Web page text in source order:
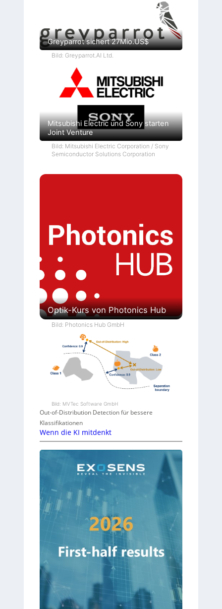
Greyparrot sichert 27Mio.US$
Bild: Greyparrot.AI Ltd.
Mitsubishi Electric und Sony starten
Joint Venture
Bild: Mitsubishi Electric Corporation / Sony
Semiconductor Solutions Corporation
Optik-Kurs von Photonics Hub
Bild: Photonics Hub GmbH
Bild: MVTec Software GmbH
Out-of-Distribution Detection für bessere
Klassifikationen
Wenn die KI mitdenkt